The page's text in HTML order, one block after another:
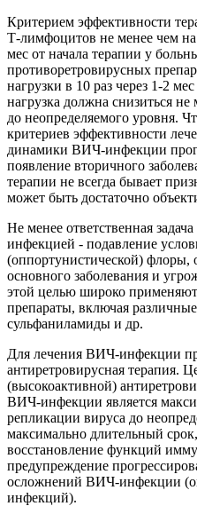
Критерием эффективности
Т-лимфоцитов не менее чем на
мес от начала терапии у
противоретровирусных
нагрузки в 10 раз через 1-2
нагрузка должна снизиться
до неопределяемого уровня.
критериев эффективности
динамики ВИЧ-инфекции
появление вторичного
терапии не всегда бывает
может быть достаточно
Не менее ответственная
инфекцией - подавление
(оппортунистической)
основного заболевания и
этой целью широко
препараты, включая
сульфаниламиды и др.
Для лечения ВИЧ-инфекции
антиретровирусная терапия.
(высокоактивной)
ВИЧ-инфекции является
репликации вируса до
максимально длительный
восстановление функций
предупреждение
осложнений ВИЧ-инфекции
инфекций).